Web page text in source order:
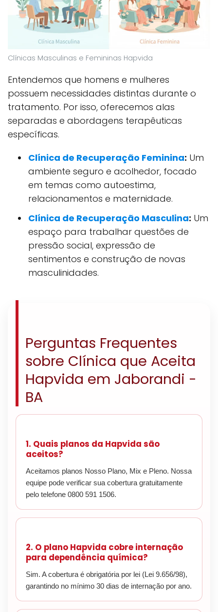
Clínicas Masculinas e Femininas Hapvida
Entendemos que homens e mulheres
possuem necessidades distintas durante o
tratamento. Por isso, oferecemos alas
separadas e abordagens terapêuticas
específicas.
Clínica de Recuperação Feminina: Um
ambiente seguro e acolhedor, focado
em temas como autoestima,
relacionamentos e maternidade.
Clínica de Recuperação Masculina: Um
espaço para trabalhar questões de
pressão social, expressão de
sentimentos e construção de novas
masculinidades.
Perguntas Frequentes
sobre Clínica que Aceita
Hapvida em Jaborandi -
BA
1. Quais planos da Hapvida são
aceitos?
Aceitamos planos Nosso Plano, Mix e Pleno. Nossa
equipe pode verificar sua cobertura gratuitamente
pelo telefone 0800 591 1506.
2. O plano Hapvida cobre internação
para dependência química?
Sim. A cobertura é obrigatória por lei (Lei 9.656/98),
garantindo no mínimo 30 dias de internação por ano.